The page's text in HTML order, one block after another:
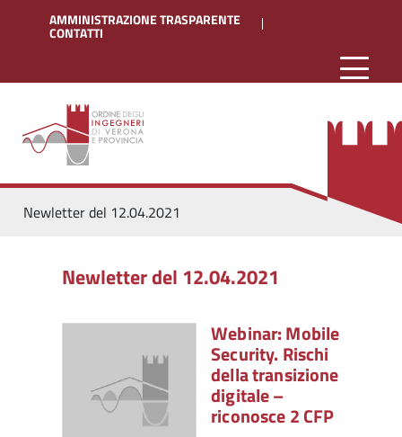
AMMINISTRAZIONE TRASPARENTE
CONTATTI
Newletter del 12.04.2021
Newletter del 12.04.2021
Webinar: Mobile
Security. Rischi
della transizione
digitale –
riconosce 2 CFP